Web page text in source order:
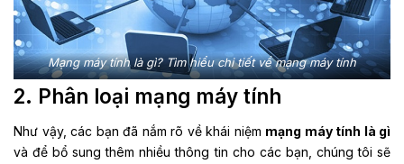
Mạng máy tính là gì? Tìm hiểu chi tiết về mạng máy tính
2. Phân loại mạng máy tính
Như vậy, các bạn đã nắm rõ về khái niệm mạng máy tính là gì
và để bổ sung thêm nhiều thông tin cho các bạn, chúng tôi sẽ